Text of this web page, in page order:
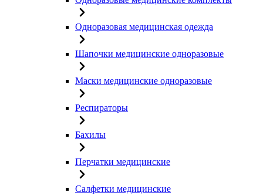
Одноразовая медицинская одежда
Шапочки медицинские одноразовые
Маски медицинские одноразовые
Респираторы
Бахилы
Перчатки медицинские
Салфетки медицинские